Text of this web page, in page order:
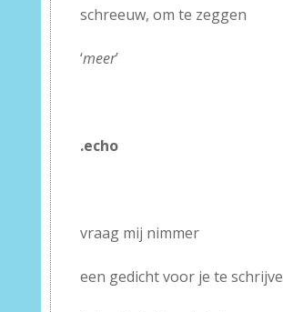
schreeuw, om te zeggen
‘meer’
.echo
vraag mij nimmer
een gedicht voor je te